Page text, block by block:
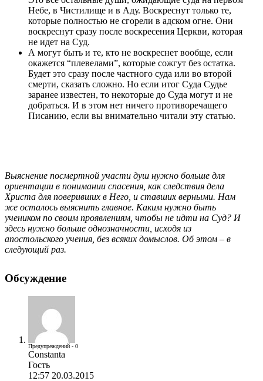
Небе, в Чистилище и в Аду. Воскреснут только те,
которые полностью не сгорели в адском огне. Они
воскреснут сразу после воскресения Церкви, которая
не идет на Суд.
А могут быть и те, кто не воскреснет вообще, если
окажется “плевелами”, которые сожгут без остатка.
Будет это сразу после частного суда или во второй
смерти, сказать сложно. Но если итог Суда Судье
заранее известен, то некоторые до Суда могут и не
добраться. И в этом нет ничего противоречащего
Писанию, если вы внимательно читали эту статью.
Выяснение посмертной участи душ нужно больше для
ориентации в понимании спасения, как следствия дела
Христа для поверивших в Него, и ставших верными. Нам
же осталось выяснить главное. Каким нужно быть
учеником по своим проявлениям, чтобы не идти на Суд? И
здесь нужно больше однозначности, исходя из
апостольского учения, без всяких домыслов. Об этом – в
следующий раз.
Обсуждение
Предупреждений - 0
Constanta
Гость
12:57 20.03.2015